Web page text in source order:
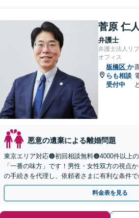
菅原 仁人
弁護士
弁護士法人リ
オフィス
板橋区 か
らも相談
受付中
悪意の遺棄による離婚問題
東京エリア対応🟠初回相談無料🟠4000件以上
「一番の味方」です！男性・女性双方の視点
の手続きを代理し、依頼者さまに有利な条件
【夜間相談・WEB面談可】【完全個室・秘密
料金表を見る